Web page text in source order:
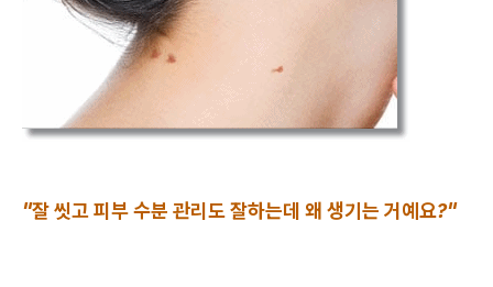
"잘 씻고 피부 수분 관리도 잘하는데 왜 생기는 거예요?"